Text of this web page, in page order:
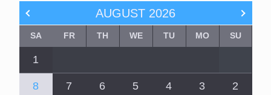
AUGUST 2026
SU
MO
TU
WE
TH
FR
SA
1
2
3
4
5
6
7
8